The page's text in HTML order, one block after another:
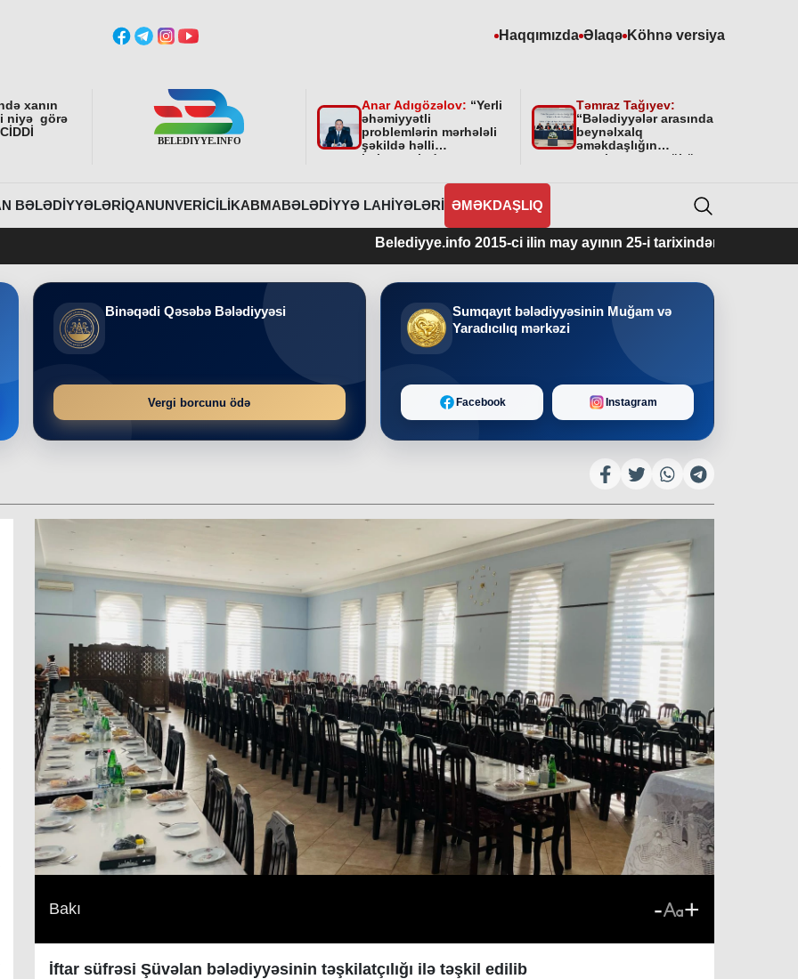
Haqqımızda Əlaqə Köhnə versiya
xanın
niyə görə
Anar Adıgözəlov: “Yerli
əhəmiyyətli
problemlərin mərhələli
şəkildə həlli
istiqamətində
sonra da davam
etdirəcəkdir”
Təmraz Tağıyev:
“Bələdiyyələr arasında
beynəlxalq
əməkdaşlığın
qurulmasının mühüm
BƏLƏDIYYƏLƏRIQANUNVERICILIKABMABƏLƏDIYYƏ LAHIYƏLƏRI ƏMƏKDAŞLIQ
Belediyye.info 2015-ci ilin may ayının 25-i tarixindən fəaliyyətdədir.
Binəqədi Qəsəbə Bələdiyyəsi
Vergi borcunu ödə
Sumqayıt bələdiyyəsinin Muğam və
Yaradıcılıq mərkəzi
Facebook Instagram
Bakı - +
İftar süfrəsi Şüvəlan bələdiyyəsinin təşkilatçılığı ilə təşkil edilib